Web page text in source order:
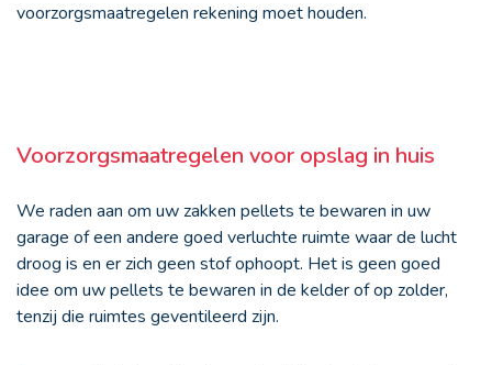
voorzorgsmaatregelen rekening moet houden.
Voorzorgsmaatregelen voor opslag in huis
We raden aan om uw zakken pellets te bewaren in uw
garage of een andere goed verluchte ruimte waar de lucht
droog is en er zich geen stof ophoopt. Het is geen goed
idee om uw pellets te bewaren in de kelder of op zolder,
tenzij die ruimtes geventileerd zijn.